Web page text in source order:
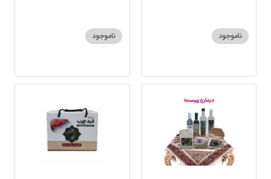
ناموجود
زیتون
ناموجود